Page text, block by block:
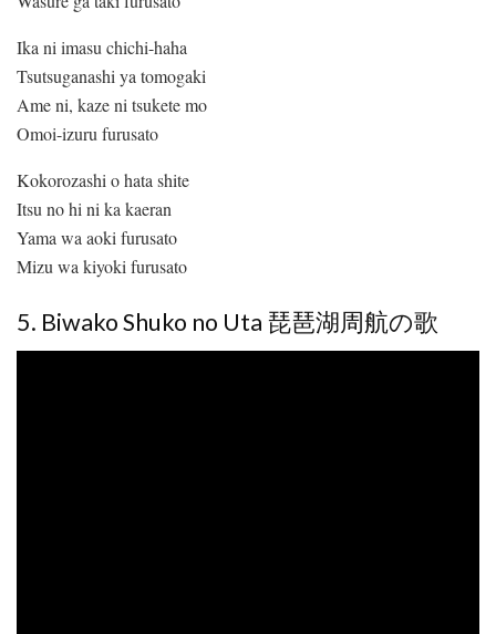
Ika ni imasu chichi-haha
Tsutsuganashi ya tomogaki
Ame ni, kaze ni tsukete mo
Omoi-izuru furusato
Kokorozashi o hata shite
Itsu no hi ni ka kaeran
Yama wa aoki furusato
Mizu wa kiyoki furusato
5. Biwako Shuko no Uta 琵琶湖周航の歌